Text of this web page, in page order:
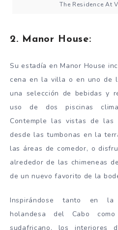
The Residence At
2. Manor House:
Su estadía en Manor House
cena en la villa o en uno de
una selección de bebidas y
uso de dos piscinas
Contemple las vistas de las
desde las tumbonas en la
las áreas de comedor, o
alrededor de las chimeneas
de un nuevo favorito de la
Inspirándose tanto en la
holandesa del Cabo
sudafricano, los interiores